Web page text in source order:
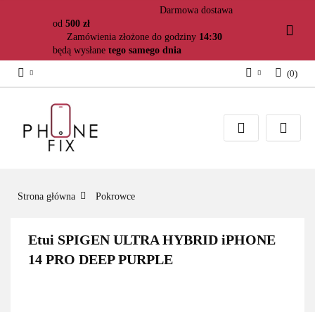
Darmowa dostawa
od 500 zł
Zamówienia złożone do godziny 14:30
będą wysłane tego samego dnia
Załóż konto
(0)
Strona główna Pokrowce
Etui SPIGEN ULTRA HYBRID iPHONE
14 PRO DEEP PURPLE